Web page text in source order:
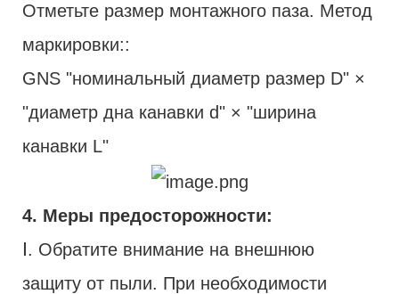
Отметьте размер монтажного паза. Метод
маркировки::
GNS "номинальный диаметр размер D" ×
"диаметр дна канавки d" × "ширина
канавки L"
4. Меры предосторожности:
Ⅰ. Обратите внимание на внешнюю
защиту от пыли. При необходимости